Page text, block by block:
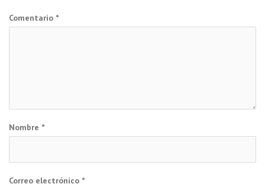
Comentario *
Nombre *
Correo electrónico *